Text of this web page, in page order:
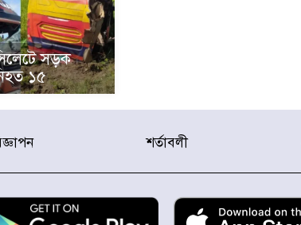
সড়ক
১৫
শর্তাবলী